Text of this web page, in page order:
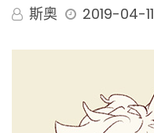
斯奧 2019-04-11